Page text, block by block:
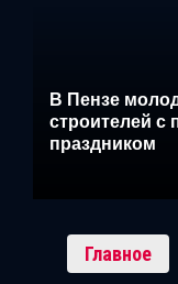
В Пензе
строителей
праздником
Главное